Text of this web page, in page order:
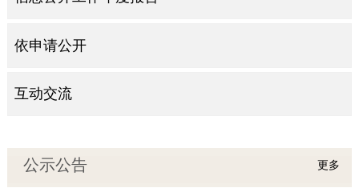
依申请公开
互动交流
公示公告 更多